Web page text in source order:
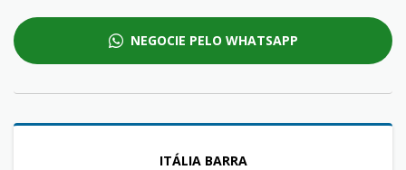
NEGOCIE PELO WHATSAPP
ITÁLIA BARRA